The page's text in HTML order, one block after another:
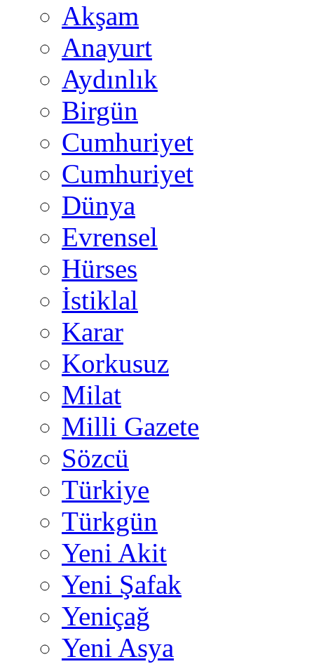
Akşam
Anayurt
Aydınlık
Birgün
Cumhuriyet
Cumhuriyet
Dünya
Evrensel
Hürses
İstiklal
Karar
Korkusuz
Milat
Milli Gazete
Sözcü
Türkiye
Türkgün
Yeni Akit
Yeni Şafak
Yeniçağ
Yeni Asya